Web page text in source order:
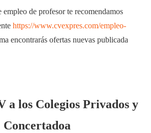
empleo de profesor te recomendamos
https://www.cvexpres.com/empleo-
encontrarás ofertas nuevas publicada
a los Colegios Privados y
Concertadoa